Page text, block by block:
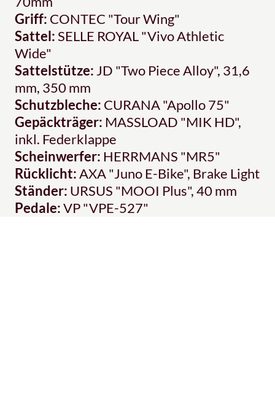
Griff: CONTEC "Tour Wing"
Sattel:SELLE ROYAL "Vivo Athletic
Wide"
Sattelstütze: JD "Two Piece Alloy", 31,6
mm, 350 mm
Schutzbleche: CURANA "Apollo 75"
Gepäckträger: MASSLOAD "MIK HD",
inkl. Federklappe
Scheinwerfer: HERRMANS "MR5"
Rücklicht:AXA "Juno E-Bike", Brake Light
Ständer: URSUS "MOOI Plus", 40 mm
Pedale:VP "VPE-527"